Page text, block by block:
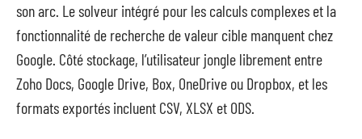
son arc. Le solveur intégré pour les calculs complexes et la
fonctionnalité de recherche de valeur cible manquent chez
Google. Côté stockage, l’utilisateur jongle librement entre
Zoho Docs, Google Drive, Box, OneDrive ou Dropbox, et les
formats exportés incluent CSV, XLSX et ODS.